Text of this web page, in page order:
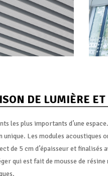
DE LUMIÈRE ET
les plus importants d’une
unique. Les modules
de 5 cm d’épaisseur et
qui est fait de mousse de